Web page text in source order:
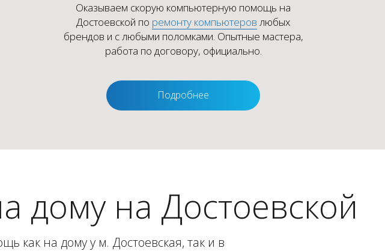
Оказываем скорую компьютерную помощь на
Достоевской по ремонту компьютеров любых
брендов и с любыми поломками. Опытные мастера,
работа по договору, официально.
Подробнее
на Достоевской
как на дому у м. Достоевская, так и в